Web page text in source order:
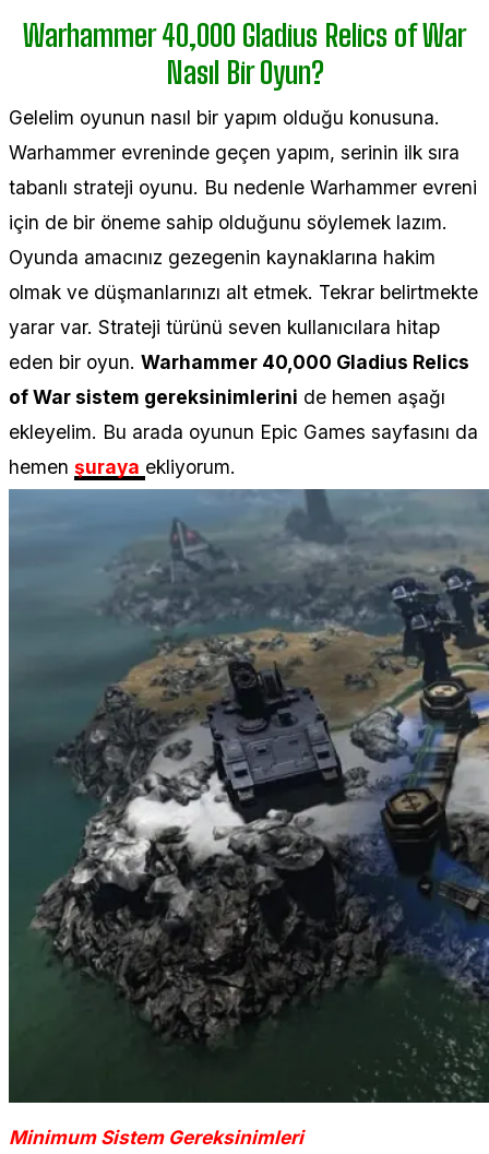
Warhammer 40,000 Gladius Relics of War
Nasıl Bir Oyun?
Gelelim oyunun nasıl bir yapım olduğu konusuna.
Warhammer evreninde geçen yapım, serinin ilk sıra
tabanlı strateji oyunu. Bu nedenle Warhammer evreni
için de bir öneme sahip olduğunu söylemek lazım.
Oyunda amacınız gezegenin kaynaklarına hakim
olmak ve düşmanlarınızı alt etmek. Tekrar belirtmekte
yarar var. Strateji türünü seven kullanıcılara hitap
eden bir oyun. Warhammer 40,000 Gladius Relics
of War sistem gereksinimlerini de hemen aşağı
ekleyelim. Bu arada oyunun Epic Games sayfasını da
hemen şuraya ekliyorum.
Minimum Sistem Gereksinimleri